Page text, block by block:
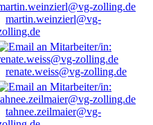
martin.weinzierl@vg-
renate.weiss@vg-zolling.de
tahnee.zeilmaier@vg-